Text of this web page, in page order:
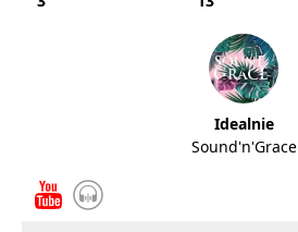
Idealnie
Sound'n'Grace